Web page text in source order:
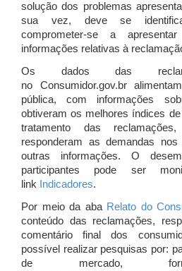
solução dos problemas
sua vez, deve se
comprometer-se a
informações relativas à
Os dados das
no Consumidor.gov.br
pública, com informações
obtiveram os melhores índices
tratamento das
responderam as demandas
outras informações. O
participantes pode ser
link Indicadores.
Por meio da aba Relato do
conteúdo das reclamações,
comentário final dos
possível realizar pesquisas por:
de mercado,